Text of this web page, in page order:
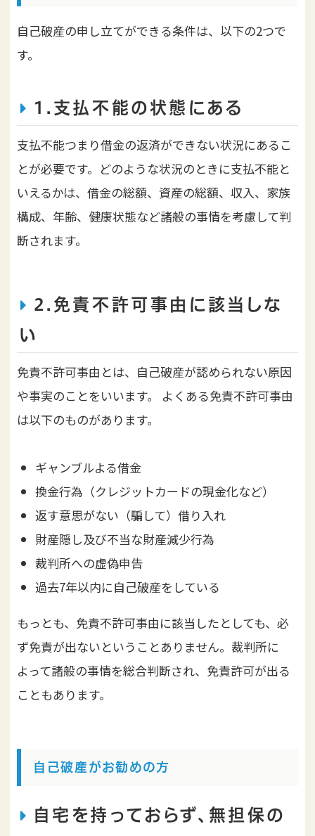
自己破産の申し立てができる条件は、以下の2つで
す。
1.支払不能の状態にある
支払不能つまり借金の返済ができない状況にあるこ
とが必要です。どのような状況のときに支払不能と
いえるかは、借金の総額、資産の総額、収入、家族
構成、年齢、健康状態など諸般の事情を考慮して判
断されます。
2.免責不許可事由に該当しな
い
免責不許可事由とは、自己破産が認められない原因
や事実のことをいいます。
よくある免責不許可事由
は以下のものがあります。
ギャンブルよる借金
換金行為（クレジットカードの現金化など）
返す意思がない（騙して）借り入れ
財産隠し及び不当な財産減少行為
裁判所への虚偽申告
過去7年以内に自己破産をしている
もっとも、免責不許可事由に該当したとしても、必
ず免責が出ないということありません。裁判所に
よって諸般の事情を総合判断され、免責許可が出る
こともあります。
自己破産がお勧めの方
自宅を持っておらず、無担保の